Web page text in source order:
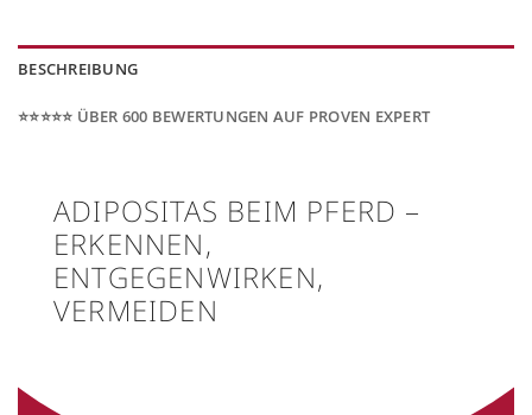
BESCHREIBUNG
⭐️⭐️⭐️⭐️⭐️ ÜBER 600 BEWERTUNGEN AUF PROVEN EXPERT
ADIPOSITAS BEIM PFERD –
ERKENNEN,
ENTGEGENWIRKEN,
VERMEIDEN